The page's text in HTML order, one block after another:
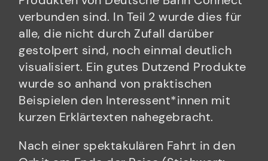
verbunden sind. In Teil 2 wurde dies für
alle, die nicht durch Zufall darüber
gestolpert sind, noch einmal deutlich
visualisiert. Ein gutes Dutzend Produkte
wurde so anhand von praktischen
Beispielen den Interessent*innen mit
kurzen Erklärtexten nahegebracht.
Nach einer spektakulären Fahrt in den